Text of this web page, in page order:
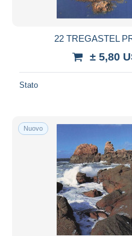
22 TREGASTEL
± 5,80
Stato
Nuovo